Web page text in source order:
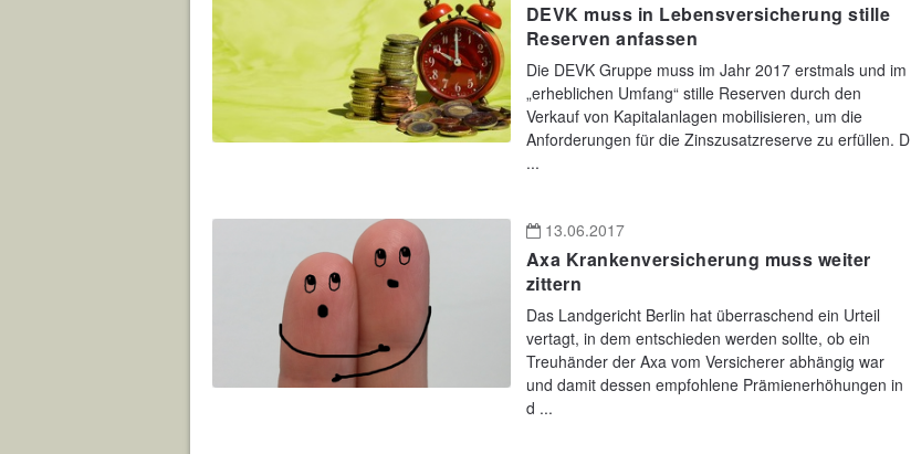
DEVK muss in Lebensversicherung stille
Reserven anfassen
Die DEVK Gruppe muss im Jahr 2017 erstmals und im
„erheblichen Umfang“ stille Reserven durch den
Verkauf von Kapitalanlagen mobilisieren, um die
Anforderungen für die Zinszusatzreserve zu erfüllen. D
...
13.06.2017
Axa Krankenversicherung muss weiter
zittern
Das Landgericht Berlin hat überraschend ein Urteil
vertagt, in dem entschieden werden sollte, ob ein
Treuhänder der Axa vom Versicherer abhängig war
und damit dessen empfohlene Prämienerhöhungen in
d ...